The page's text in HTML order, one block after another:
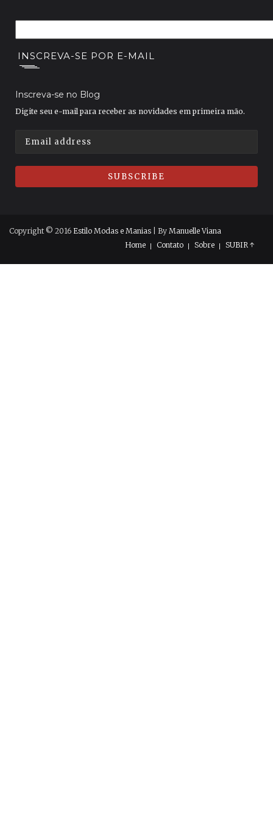
INSCREVA-SE POR E-MAIL
Inscreva-se no Blog
Digite seu e-mail para receber as novidades em primeira mão.
Copyright © 2016 Estilo Modas e Manias | By Manuelle Viana
Home
Contato Sobre SUBIR ↑